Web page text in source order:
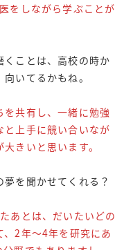
をしながら学ぶことが
くことは、高校の時か
いてるかもね。
共有し、一緒に勉強
と上手に競い合いなが
きいと思います。
を聞かせてくれる？
あとは、だいたいどの
2年～4年を研究にあ